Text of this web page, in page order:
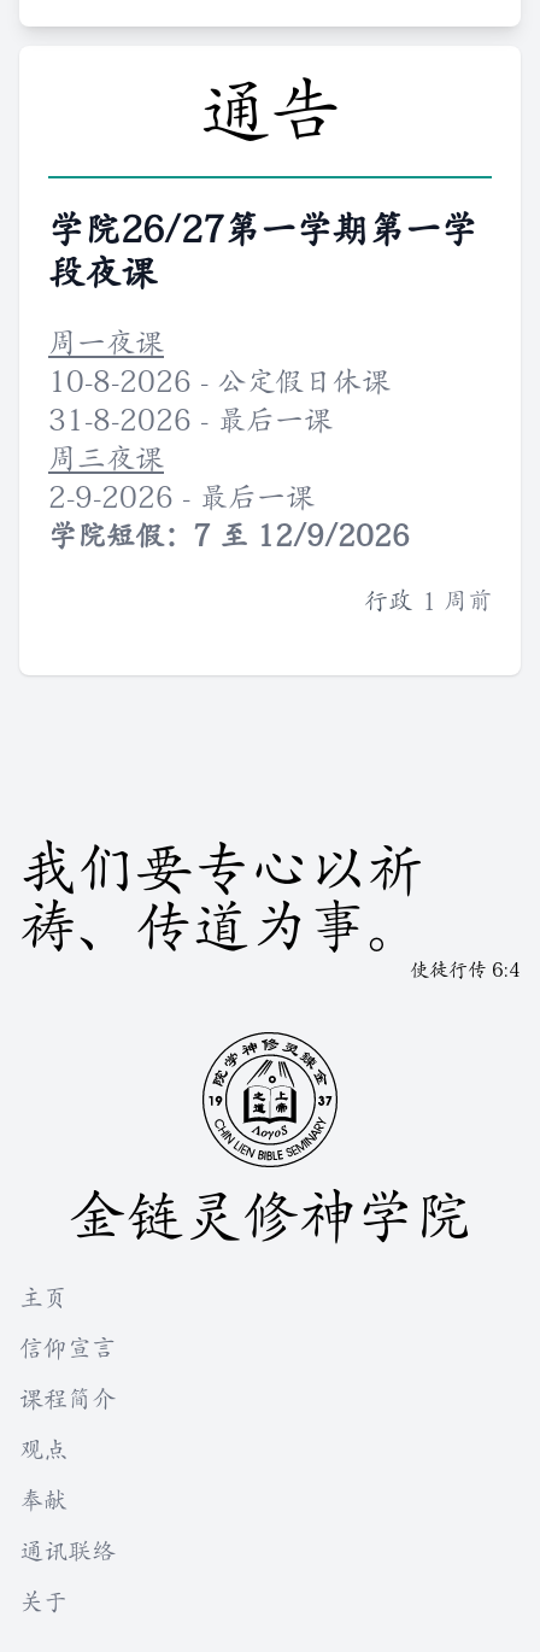
通告
通告
学院26/27第一学期第一学
段夜课
周一夜课
10-8-2026 - 公定假日休课
31-8-2026 - 最后一课
周三夜课
2-9-2026 - 最后一课
学院短假：7 至 12/9/2026
行政 1 周前
我们要专心以祈
祷、传道为事。
使徒行传 6:4
金链灵修神学院
主页
信仰宣言
课程简介
观点
奉献
通讯联络
关于